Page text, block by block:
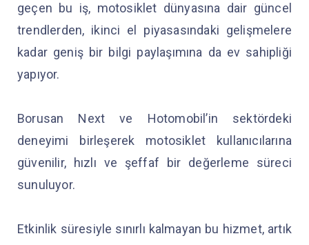
geçen bu iş, motosiklet dünyasına dair güncel
trendlerden, ikinci el piyasasındaki gelişmelere
kadar geniş bir bilgi paylaşımına da ev sahipliği
yapıyor.
Borusan Next ve Hotomobil’in sektördeki
deneyimi birleşerek motosiklet kullanıcılarına
güvenilir, hızlı ve şeffaf bir değerleme süreci
sunuluyor.
Etkinlik süresiyle sınırlı kalmayan bu hizmet, artık